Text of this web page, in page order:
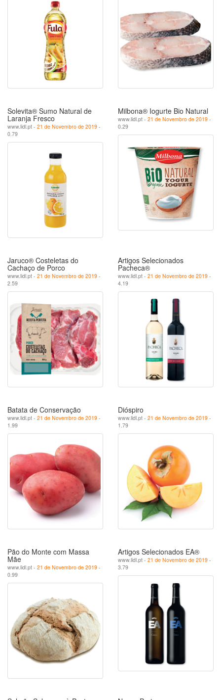
Solevita® Sumo Natural de
Laranja Fresco
www.lidl.pt - 21 de Novembro de 2019 -
0.79
Milbona® Iogurte Bio Natural
www.lidl.pt - 21 de Novembro de 2019 -
0.29
Jaruco® Costeletas do
Cachaço de Porco
www.lidl.pt - 21 de Novembro de 2019 -
2.59
Artigos Selecionados
Pacheca®
www.lidl.pt - 21 de Novembro de 2019 -
4.19
Batata de Conservação
www.lidl.pt - 21 de Novembro de 2019 -
1.99
Dióspiro
www.lidl.pt - 21 de Novembro de 2019 -
1.79
Pão do Monte com Massa
Mãe
www.lidl.pt - 21 de Novembro de 2019 -
0.99
Artigos Selecionados EA®
www.lidl.pt - 21 de Novembro de 2019 -
3.79